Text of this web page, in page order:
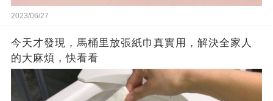
2023/06/27
今天才發現，馬桶里放張紙巾真實用，解決全家人
的大麻煩，快看看